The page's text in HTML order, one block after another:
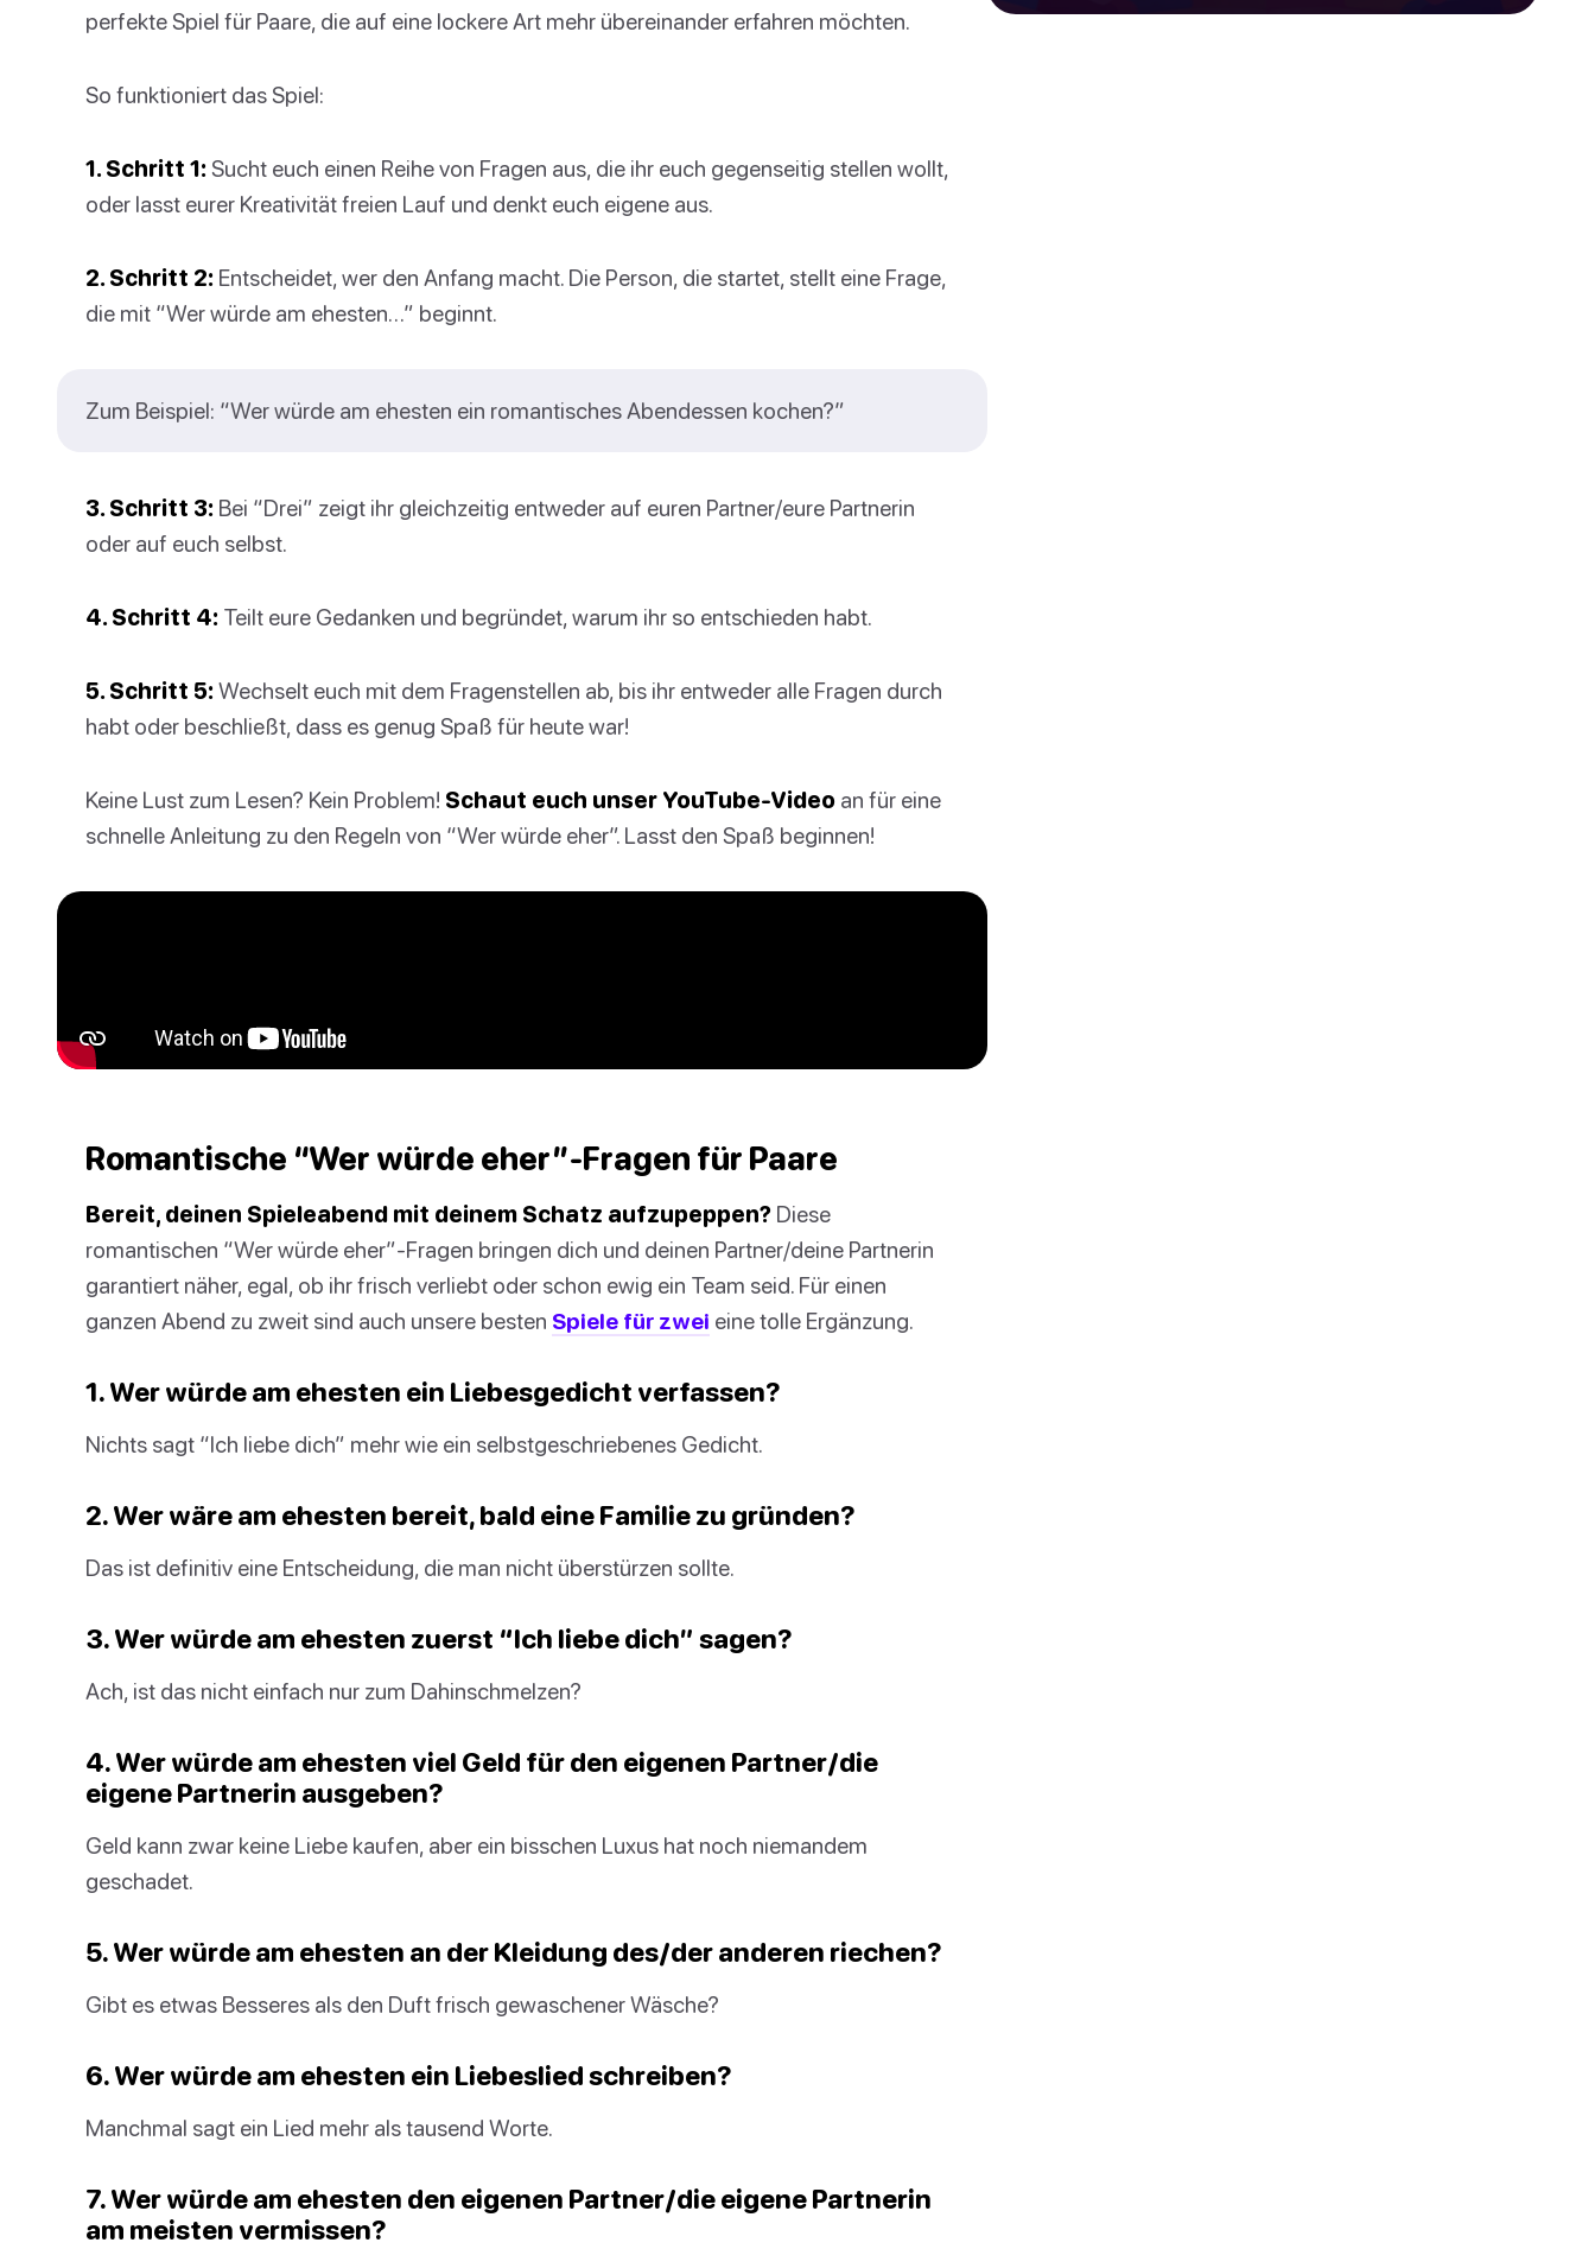
perfekte Spiel für Paare, die auf eine lockere Art mehr übereinander erfahren möchten.
So funktioniert das Spiel:
1. Schritt 1: Sucht euch einen Reihe von Fragen aus, die ihr euch gegenseitig stellen wollt,
oder lasst eurer Kreativität freien Lauf und denkt euch eigene aus.
2. Schritt 2: Entscheidet, wer den Anfang macht. Die Person, die startet, stellt eine Frage,
die mit “Wer würde am ehesten…” beginnt.
Zum Beispiel: “Wer würde am ehesten ein romantisches Abendessen kochen?”
3. Schritt 3: Bei “Drei” zeigt ihr gleichzeitig entweder auf euren Partner/eure Partnerin
oder auf euch selbst.
4. Schritt 4: Teilt eure Gedanken und begründet, warum ihr so entschieden habt.
5. Schritt 5: Wechselt euch mit dem Fragenstellen ab, bis ihr entweder alle Fragen durch
habt oder beschließt, dass es genug Spaß für heute war!
Keine Lust zum Lesen? Kein Problem! Schaut euch unser YouTube-Video an für eine
schnelle Anleitung zu den Regeln von “Wer würde eher”. Lasst den Spaß beginnen!
Romantische “Wer würde eher”-Fragen für Paare
Bereit, deinen Spieleabend mit deinem Schatz aufzupeppen? Diese
romantischen “Wer würde eher”-Fragen bringen dich und deinen Partner/deine Partnerin
garantiert näher, egal, ob ihr frisch verliebt oder schon ewig ein Team seid. Für einen
ganzen Abend zu zweit sind auch unsere besten Spiele für zwei eine tolle Ergänzung.
1. Wer würde am ehesten ein Liebesgedicht verfassen?
Nichts sagt “Ich liebe dich” mehr wie ein selbstgeschriebenes Gedicht.
2. Wer wäre am ehesten bereit, bald eine Familie zu gründen?
Das ist definitiv eine Entscheidung, die man nicht überstürzen sollte.
3. Wer würde am ehesten zuerst “Ich liebe dich” sagen?
Ach, ist das nicht einfach nur zum Dahinschmelzen?
4. Wer würde am ehesten viel Geld für den eigenen Partner/die
eigene Partnerin ausgeben?
Geld kann zwar keine Liebe kaufen, aber ein bisschen Luxus hat noch niemandem
geschadet.
5. Wer würde am ehesten an der Kleidung des/der anderen riechen?
Gibt es etwas Besseres als den Duft frisch gewaschener Wäsche?
6. Wer würde am ehesten ein Liebeslied schreiben?
Manchmal sagt ein Lied mehr als tausend Worte.
7. Wer würde am ehesten den eigenen Partner/die eigene Partnerin
am meisten vermissen?